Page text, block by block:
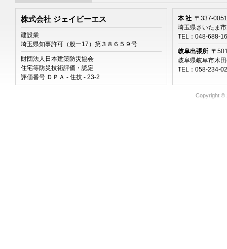
株式会社 ジェイビーエス
建設業
埼玉県知事許可（般ー17）第３８６５９号
財団法人日本建築防災協会
住宅等防災技術評価・認定
評価番号 ＤＰＡ - 住技 - 23-2
本 社 〒337-0051
埼玉県さいたま
TEL：048-688-
岐阜出張所 〒
岐阜県岐阜市木
TEL：058-234-
Copyright ©